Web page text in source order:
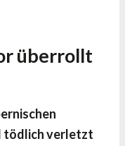
überrollt
tödlich verletzt